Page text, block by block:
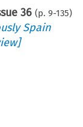
36 (p. 9-135)
Spain